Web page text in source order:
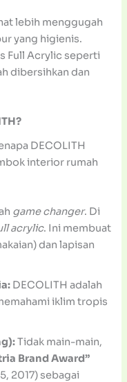
lebih menggugah
yang higienis.
Full Acrylic seperti
dibersihkan dan
DECOLITH
interior rumah
game changer. Di
acrylic. Ini membuat
dan lapisan
DECOLITH adalah
iklim tropis
Tidak main-main,
Brand Award”
2017) sebagai